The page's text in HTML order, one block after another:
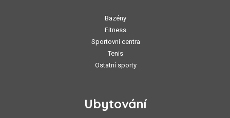
Bazény
Fitness
Sportovní centra
Tenis
Ostatní sporty
Ubytování